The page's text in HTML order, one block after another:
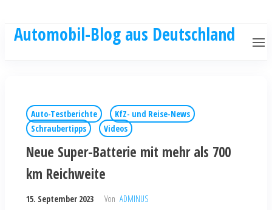
Automobil-Blog aus Deutschland
Auto-Testberichte
KfZ- und Reise-News
Schraubertipps
Videos
Neue Super-Batterie mit mehr als 700
km Reichweite
15. September 2023 Von ADMINUS